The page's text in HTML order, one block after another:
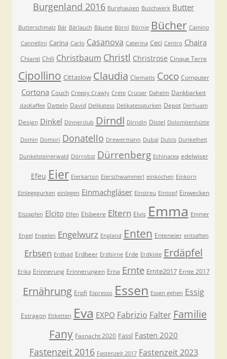
Burgenland 2016 Burghausen Buschwerk Butter
Butterschmalz Bär Bärlauch Bäume Börni Börnie Bücher Camino
Cannellini Carina Carlo Casanova Caterina Ceci Centro Chaira
Chianti Chili Christbaum Christl Christrose Cinque Terre
Cipollino Cittaslow Claudia Clematis Coco Computer
Cortona Couch Creepy Crawly Crete Cruiser Daheim Dankbarkeit
dasKaffee Datteln David Delikatess Delikatessgurken Depot Derhuam
Design Dinkel Dinnerclub Dirndl Dirndln Distel Dolomitenhütte
Domin Domori Donatello Drewermann Dubai Dulcis Dunkelheit
Dunkelsteinerwald Dörrobst Dürrenberg Echinacea edelwiser
Efeu Eier Eierkarton Eierschwammerl einkochen Einkorn
Einlegegurken einlegen Einmachgläser Einstreu Eintopf Einwecken
Eiszapfen Elcito Elfen Elsbeere Eltern Elvis Emma Emmer
Engel Engelen Engelwurz England Enten Enteneier entsaften
Erbsen Erdbad Erdbeer Erdbirne Erde Erdkiste Erdäpfel
Erika Erinnerung Erinnerungen Erna Ernte Ernte2017 Ernte 2017
Ernährung Erpfi Espresso Essen Essen gehen Essig
Estragon Etiketten Eva EXPO Fabrizio Falter Familie
Fany Fasnacht 2020 Fassl Fasten 2020
Fastenzeit 2016 Fastenzeit 2017 Fastenzeit 2023